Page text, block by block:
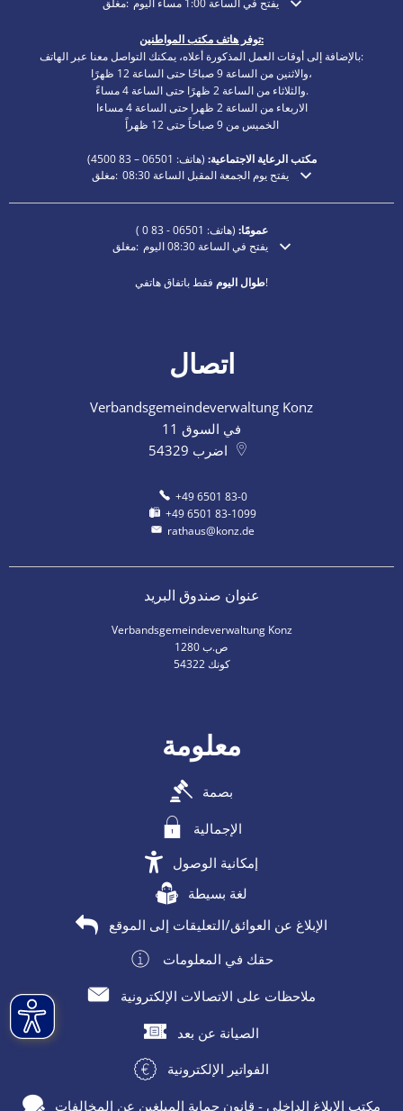
توفر هاتف مكتب المواطنين:
بالإضافة إلى أوقات العمل المذكورة أعلاه، يمكنك التواصل معنا عبر الهاتف:
والاثنين من الساعة 9 صباحًا حتى الساعة 12 ظهرًا،
والثلاثاء من الساعة 2 ظهرًا حتى الساعة 4 مساءً.
الاربعاء من الساعة 2 ظهرا حتى الساعة 4 مساءا
الخميس من 9 صباحاً حتى 12 ظهراً
مكتب الرعاية الاجتماعية: (هاتف:
4500)
انقر لإخفاء أوقات الفتح أو الإغلاق الإضافية
مغلق: يفتح يوم الجمعة المقبل الساعة 08:30
عمومًا: (هاتف:
)
انقر لإخفاء أوقات الفتح أو الإغلاق الإضافية
مغلق: يفتح في الساعة 08:30 اليوم
طوال اليومفقط باتفاق هاتفي!
اتصال
Verbandsgemeindeverwaltung Konz
في السوق 11
54329 اضرب
+49 6501 83-0
+49 6501 83-1099
rathaus@konz.de
عنوان صندوق البريد
Verbandsgemeindeverwaltung Konz
ص.ب 1280
54322 كونك
معلومة
بصمة
الإجمالية
إمكانية الوصول
لغة بسيطة
الإبلاغ عن العوائق/التعليقات إلى الموقع
حقك في المعلومات
ملاحظات على الاتصالات الإلكترونية
الصيانة عن بعد
الفواتير الإلكترونية
مكتب الإبلاغ الداخلي - قانون حماية المبلغين عن المخالفات